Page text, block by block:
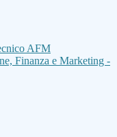
AFM
Finanza e Marketing -